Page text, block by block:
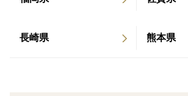
長崎県 熊本県